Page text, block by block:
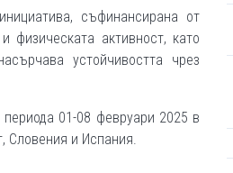
съфинансирана от
активност, като
устойчивостта чрез
01-08 февруари 2025 в
Словения и Испания.